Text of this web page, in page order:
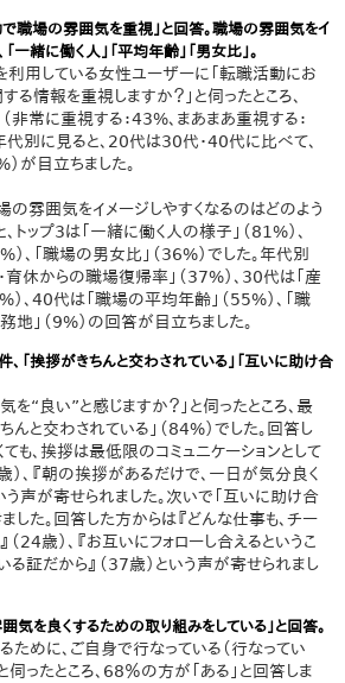
職場の雰囲気を重視」と回答。職場の雰囲気をイ
一緒に働く人」「平均年齢」「男女比」。
を利用している女性ユーザーに「転職活動にお
る情報を重視しますか？」と伺ったところ、
非常に重視する：43%、まあまあ重視する：
代別に見ると、20代は30代・40代に比べて、
）が目立ちました。
の雰囲気をイメージしやすくなるのはどのよう
トップ3は「一緒に働く人の様子」（81%）、
）、「職場の男女比」（36%）でした。年代別
育休からの職場復帰率」（37%）、30代は「産
、40代は「職場の平均年齢」（55%）、「職
地」（9%）の回答が目立ちました。
「挨拶がきちんと交わされている」「互いに助け合
を“良い”と感じますか？」と伺ったところ、最
んと交わされている」（84%）でした。回答し
も、挨拶は最低限のコミュニケーションとして
）、『朝の挨拶があるだけで、一日が気分良く
う声が寄せられました。次いで「互いに助け合
した。回答した方からは『どんな仕事も、チー
24歳）、『お互いにフォローし合えるというこ
る証だから』（37歳）という声が寄せられまし
を良くするための取り組みをしている」と回答。
ために、ご自身で行なっている（行なってい
伺ったところ、68％の方が「ある」と回答しま